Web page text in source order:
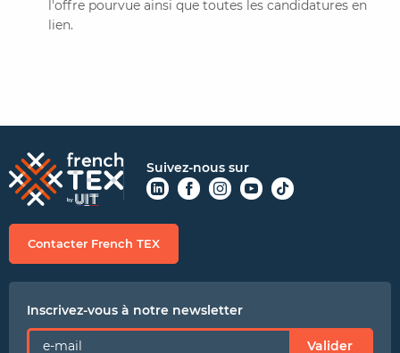
l'offre pourvue ainsi que toutes les candidatures en
lien.
Suivez-nous sur
Contacter French TEX
Inscrivez-vous à notre newsletter
Valider